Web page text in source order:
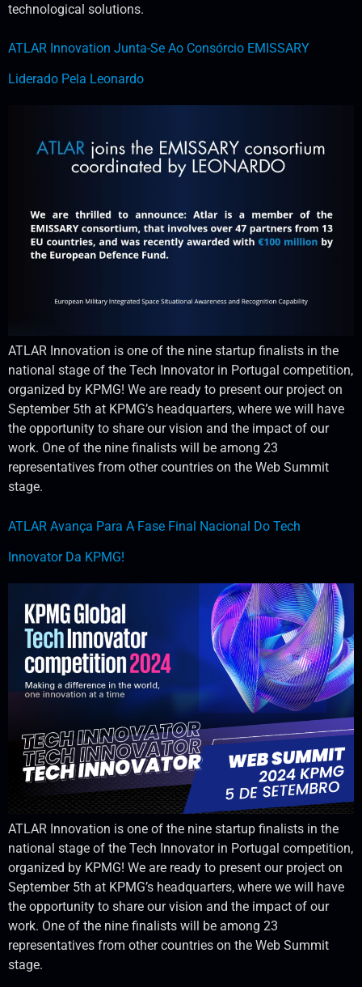
technological solutions.
ATLAR Innovation Junta-Se Ao Consórcio EMISSARY
Liderado Pela Leonardo
ATLAR Innovation is one of the nine startup finalists in the
national stage of the Tech Innovator in Portugal competition,
organized by KPMG! We are ready to present our project on
September 5th at KPMG’s headquarters, where we will have
the opportunity to share our vision and the impact of our
work. One of the nine finalists will be among 23
representatives from other countries on the Web Summit
stage.
ATLAR Avança Para A Fase Final Nacional Do Tech
Innovator Da KPMG!
ATLAR Innovation is one of the nine startup finalists in the
national stage of the Tech Innovator in Portugal competition,
organized by KPMG! We are ready to present our project on
September 5th at KPMG’s headquarters, where we will have
the opportunity to share our vision and the impact of our
work. One of the nine finalists will be among 23
representatives from other countries on the Web Summit
stage.